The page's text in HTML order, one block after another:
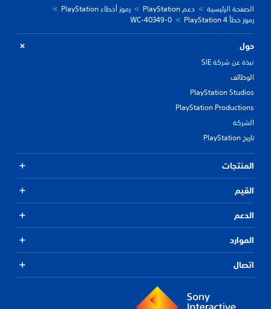
الصفحة الرئيسية دعم PlayStation
رموز أخطاء PlayStation
رموز خطأ PlayStation 4
WC-40349-0
حول
نبذة عن شركة SIE
الوظائف
PlayStation Studios
PlayStation Productions
الشركة
تاريخ PlayStation
المنتجات
القيم
الدعم
الموارد
اتصال